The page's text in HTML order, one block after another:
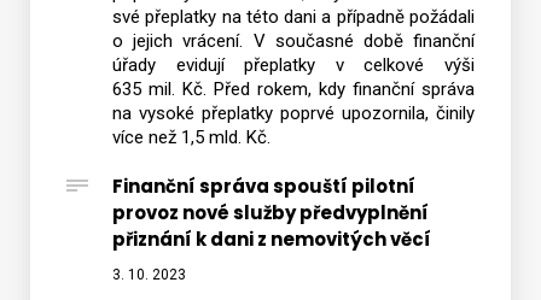
své přeplatky na této dani a případně požádali
o jejich vrácení. V současné době finanční
úřady evidují přeplatky v celkové výši
635 mil. Kč. Před rokem, kdy finanční správa
na vysoké přeplatky poprvé upozornila, činily
více než 1,5 mld. Kč.
Finanční správa spouští pilotní
provoz nové služby předvyplnění
přiznání k dani z nemovitých věcí
3. 10. 2023